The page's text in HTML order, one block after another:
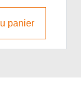
panier